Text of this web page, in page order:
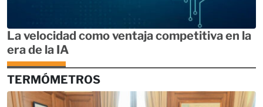
La velocidad como ventaja competitiva en la
era de la IA
TERMÓMETROS